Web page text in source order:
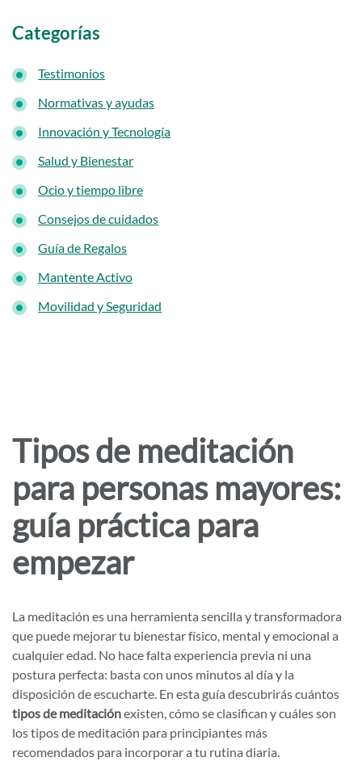
Categorías
Testimonios
Normativas y ayudas
Innovación y Tecnología
Salud y Bienestar
Ocio y tiempo libre
Consejos de cuidados
Guía de Regalos
Mantente Activo
Movilidad y Seguridad
Tipos de meditación
para personas mayores:
guía práctica para
empezar
La meditación es una herramienta sencilla y transformadora
que puede mejorar tu bienestar físico, mental y emocional a
cualquier edad. No hace falta experiencia previa ni una
postura perfecta: basta con unos minutos al día y la
disposición de escucharte. En esta guía descubrirás cuántos
tipos de meditaciónexisten, cómo se clasifican y cuáles son
los tipos de meditación para principiantes más
recomendados para incorporar a tu rutina diaria.